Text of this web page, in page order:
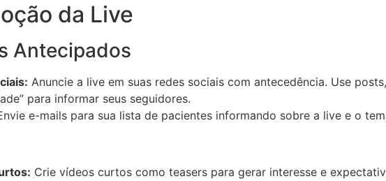
da Live
Antecipados
Anuncie a live em suas redes sociais com antecedência. Use
para informar seus seguidores.
e-mails para sua lista de pacientes informando sobre a live e o
Crie vídeos curtos como teasers para gerar interesse e